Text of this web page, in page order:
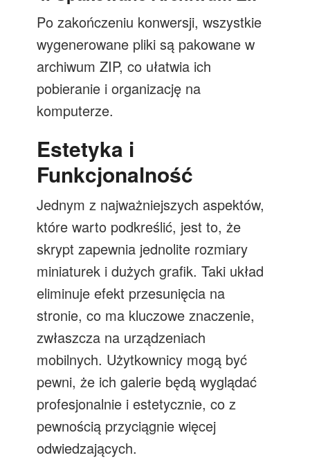
Po zakończeniu konwersji, wszystkie
wygenerowane pliki są pakowane w
archiwum ZIP, co ułatwia ich
pobieranie i organizację na
komputerze.
Estetyka i
Funkcjonalność
Jednym z najważniejszych aspektów,
które warto podkreślić, jest to, że
skrypt zapewnia jednolite rozmiary
miniaturek i dużych grafik. Taki układ
eliminuje efekt przesunięcia na
stronie, co ma kluczowe znaczenie,
zwłaszcza na urządzeniach
mobilnych. Użytkownicy mogą być
pewni, że ich galerie będą wyglądać
profesjonalnie i estetycznie, co z
pewnością przyciągnie więcej
odwiedzających.